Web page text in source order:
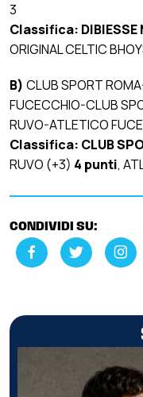
3
Classifica: DIBIESSE
ORIGINAL CELTIC
B) CLUB SPORT
FUCECCHIO-CLUB
RUVO-ATLETICO
Classifica: CLUB
RUVO (+3) 4 punti,
CONDIVIDI SU: